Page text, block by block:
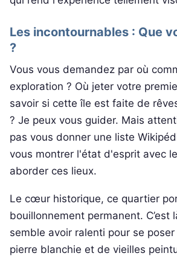
Les incontournables : Que
?
Vous vous demandez par où
exploration ? Où jeter votre
savoir si cette île est faite de
? Je peux vous guider. Mais
pas vous donner une liste
vous montrer l'état d'esprit avec
aborder ces lieux.
Le cœur historique, ce quartier
bouillonnement permanent. C’est
semble avoir ralenti pour se
pierre blanchie et de vieilles